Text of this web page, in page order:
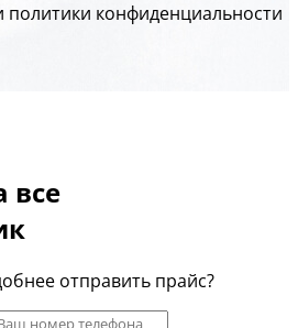
политики конфиденциальности
все
отправить прайс?